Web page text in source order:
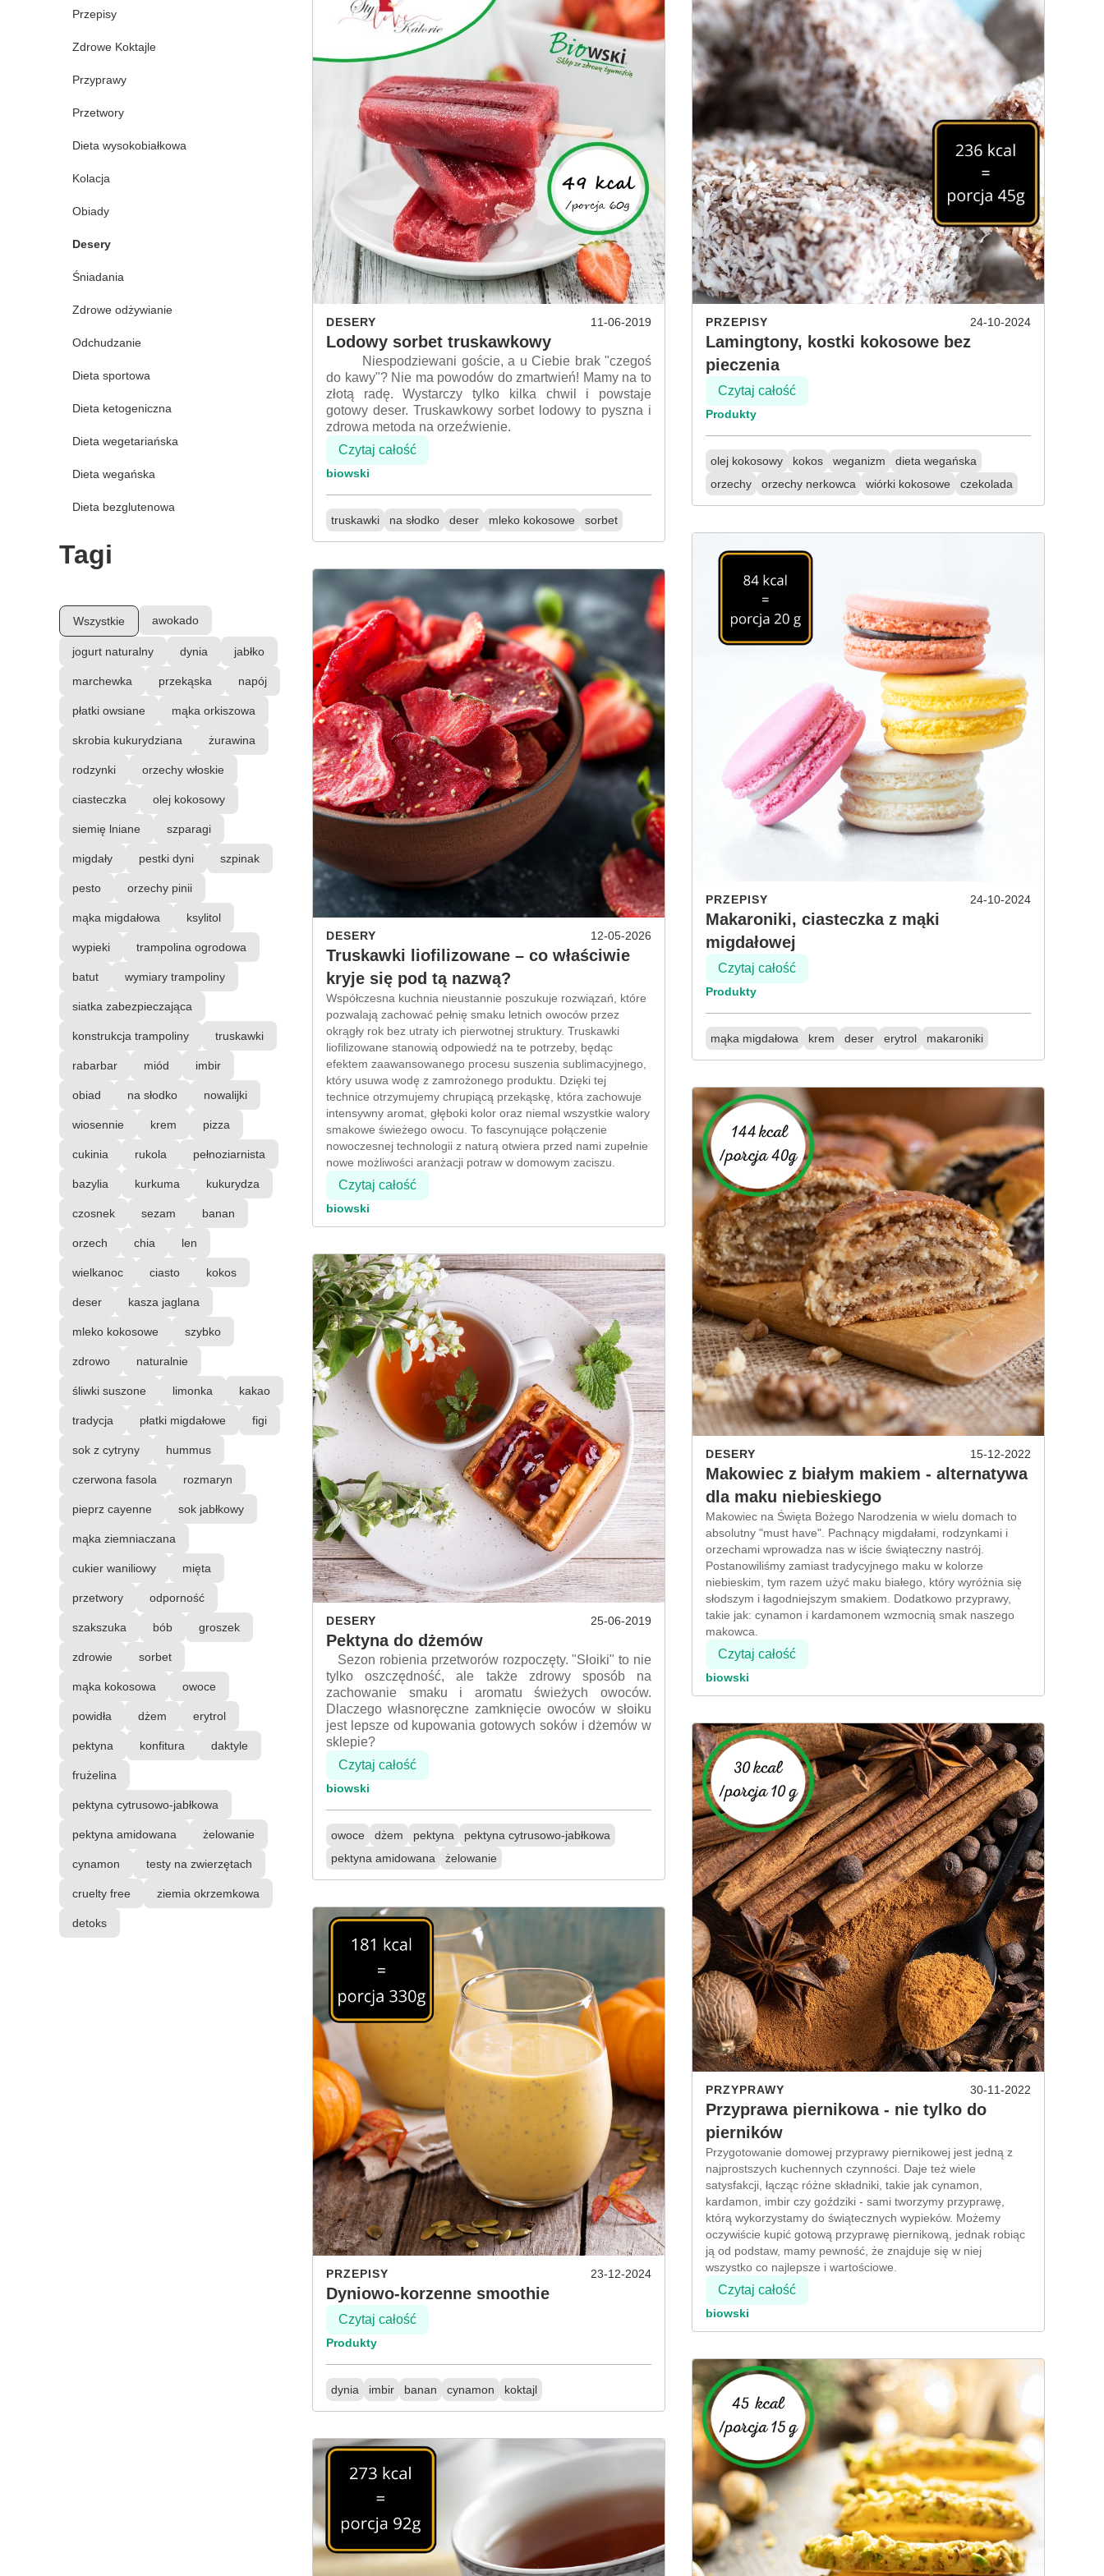
Przepisy
Zdrowe Koktajle
Przyprawy
Przetwory
Dieta wysokobiałkowa
Kolacja
Obiady
Desery
Śniadania
Zdrowe odżywianie
Odchudzanie
Dieta sportowa
Dieta ketogeniczna
Dieta wegetariańska
Dieta wegańska
Dieta bezglutenowa
Tagi
Wszystkie awokado
jogurt naturalny dynia jabłko
marchewka przekąska napój
płatki owsiane mąka orkiszowa
skrobia kukurydziana żurawina
rodzynki orzechy włoskie
ciasteczka olej kokosowy
siemię lniane szparagi
migdały pestki dyni szpinak
pesto orzechy pinii
mąka migdałowa ksylitol
wypieki trampolina ogrodowa
batut wymiary trampoliny
siatka zabezpieczająca
konstrukcja trampoliny truskawki
rabarbar miód imbir
obiad na słodko nowalijki
wiosennie krem pizza
cukinia rukola pełnoziarnista
bazylia kurkuma kukurydza
czosnek sezam banan
orzech chia len
wielkanoc ciasto kokos
deser kasza jaglana
mleko kokosowe szybko
zdrowo naturalnie
śliwki suszone limonka kakao
tradycja płatki migdałowe figi
sok z cytryny hummus
czerwona fasola rozmaryn
pieprz cayenne sok jabłkowy
mąka ziemniaczana
cukier waniliowy mięta
przetwory odporność
szakszuka bób groszek
zdrowie sorbet
mąka kokosowa owoce
powidła dżem erytrol
pektyna konfitura daktyle
frużelina
pektyna cytrusowo-jabłkowa
pektyna amidowana żelowanie
cynamon testy na zwierzętach
cruelty free ziemia okrzemkowa
detoks
DESERY 11-06-2019
Lodowy sorbet truskawkowy
Niespodziewani goście, a u Ciebie brak "czegoś
do kawy"? Nie ma powodów do zmartwień! Mamy na to
złotą radę. Wystarczy tylko kilka chwil i powstaje
gotowy deser. Truskawkowy sorbet lodowy to pyszna i
zdrowa metoda na orzeźwienie.
Czytaj całość
biowski
truskawki na słodko deser mleko kokosowe sorbet
DESERY 12-05-2026
Truskawki liofilizowane – co właściwie
kryje się pod tą nazwą?
Współczesna kuchnia nieustannie poszukuje rozwiązań, które
pozwalają zachować pełnię smaku letnich owoców przez
okrągły rok bez utraty ich pierwotnej struktury. Truskawki
liofilizowane stanowią odpowiedź na te potrzeby, będąc
efektem zaawansowanego procesu suszenia sublimacyjnego,
który usuwa wodę z zamrożonego produktu. Dzięki tej
technice otrzymujemy chrupiącą przekąskę, która zachowuje
intensywny aromat, głęboki kolor oraz niemal wszystkie walory
smakowe świeżego owocu. To fascynujące połączenie
nowoczesnej technologii z naturą otwiera przed nami zupełnie
nowe możliwości aranżacji potraw w domowym zaciszu.
Czytaj całość
biowski
DESERY 25-06-2019
Pektyna do dżemów
Sezon robienia przetworów rozpoczęty. "Słoiki" to nie
tylko oszczędność, ale także zdrowy sposób na
zachowanie smaku i aromatu świeżych owoców.
Dlaczego własnoręczne zamknięcie owoców w słoiku
jest lepsze od kupowania gotowych soków i dżemów w
sklepie?
Czytaj całość
biowski
owoce dżem pektyna
pektyna cytrusowo-jabłkowa
pektyna amidowana
żelowanie
PRZEPISY 23-12-2024
Dyniowo-korzenne smoothie
Czytaj całość
Produkty
dynia imbir banan cynamon koktajl
PRZEPISY 24-10-2024
Lamingtony, kostki kokosowe bez
pieczenia
Czytaj całość
Produkty
olej kokosowy kokos weganizm
dieta wegańska
orzechy
orzechy nerkowca wiórki kokosowe czekolada
PRZEPISY 24-10-2024
Makaroniki, ciasteczka z mąki
migdałowej
Czytaj całość
Produkty
mąka migdałowa krem deser erytrol makaroniki
DESERY 15-12-2022
Makowiec z białym makiem - alternatywa
dla maku niebieskiego
Makowiec na Święta Bożego Narodzenia w wielu domach to
absolutny "must have". Pachnący migdałami, rodzynkami i
orzechami wprowadza nas w iście świąteczny nastrój.
Postanowiliśmy zamiast tradycyjnego maku w kolorze
niebieskim, tym razem użyć maku białego, który wyróżnia się
słodszym i łagodniejszym smakiem. Dodatkowo przyprawy,
takie jak: cynamon i kardamonem wzmocnią smak naszego
makowca.
Czytaj całość
biowski
PRZYPRAWY 30-11-2022
Przyprawa piernikowa - nie tylko do
pierników
Przygotowanie domowej przyprawy piernikowej jest jedną z
najprostszych kuchennych czynności. Daje też wiele
satysfakcji, łącząc różne składniki, takie jak cynamon,
kardamon, imbir czy goździki - sami tworzymy przyprawę,
którą wykorzystamy do świątecznych wypieków. Możemy
oczywiście kupić gotową przyprawę piernikową, jednak robiąc
ją od podstaw, mamy pewność, że znajduje się w niej
wszystko co najlepsze i wartościowe.
Czytaj całość
biowski